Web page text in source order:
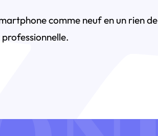
comme neuf en un rien de